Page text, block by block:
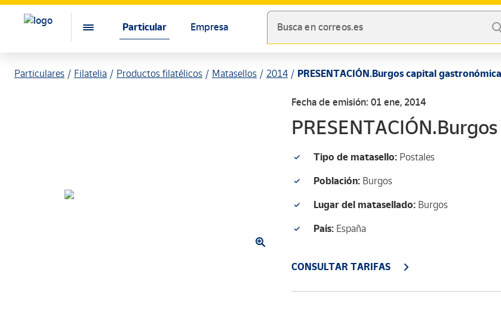
Particular Empresa Busca en correos.es
Particulares Filatelia Productos filatélicos Matasellos 2014 PRESENTACIÓN.Burgos capital
Fecha de emisión: 01 ene, 2014
Tipo de matasello: Postales
Población: Burgos
Lugar del matasellado: Burgos
País: España
CONSULTAR TARIFAS